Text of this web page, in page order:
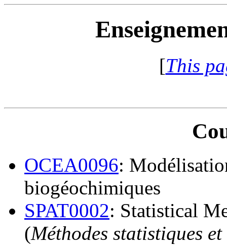
[This
OCEA0096:
biogéochimiques
SPAT0002: Statistical
(Méthodes statistiques